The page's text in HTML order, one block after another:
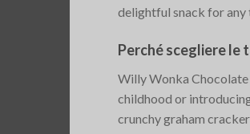
delightful snack for any
Perché scegliere
Willy Wonka Chocolate
childhood or
crunchy graham